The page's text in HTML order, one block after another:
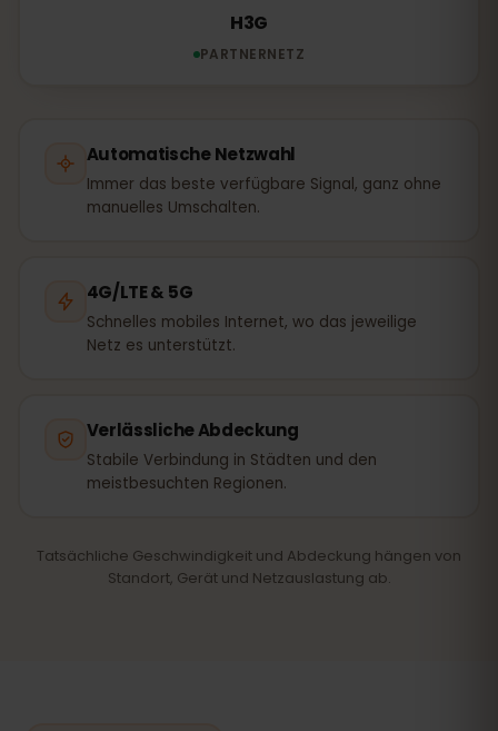
H3G
PARTNERNETZ
Automatische Netzwahl
Immer das beste verfügbare Signal, ganz ohne
manuelles Umschalten.
4G/LTE & 5G
Schnelles mobiles Internet, wo das jeweilige
Netz es unterstützt.
Verlässliche Abdeckung
Stabile Verbindung in Städten und den
meistbesuchten Regionen.
Tatsächliche Geschwindigkeit und Abdeckung hängen von
Standort, Gerät und Netzauslastung ab.